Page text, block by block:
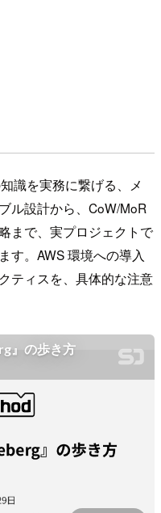
識を実務に繋げる、メ
ル設計から、CoW/MoR
まで、実プロジェクトで
す。AWS 環境への導入
ティスを、具体的な注意